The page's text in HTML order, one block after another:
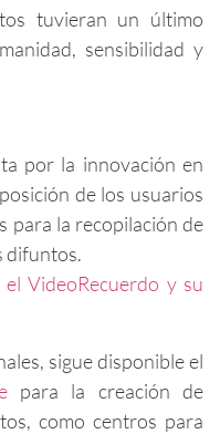
tuvieran un último
sensibilidad y
por la innovación en
de los usuarios
para la recopilación de
difuntos.
VideoRecuerdo y su
sigue disponible el
para la creación de
como centros para